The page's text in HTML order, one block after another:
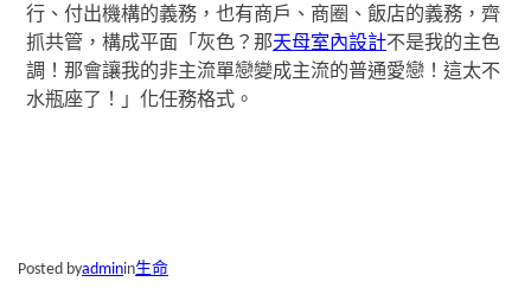
行、付出機構的義務，也有商戶、商圈、飯店的義務，齊
抓共管，構成平面「灰色？那天母室內設計不是我的主色
調！那會讓我的非主流單戀變成主流的普通愛戀！這太不
水瓶座了！」化任務格式。
Posted byadminin生命